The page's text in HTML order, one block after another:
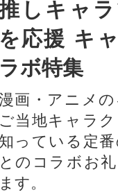
しキャ
を応援 キ
ラボ特集
画・アニメ
ご当地キャラ
知っている定
とのコラボお
ます。​